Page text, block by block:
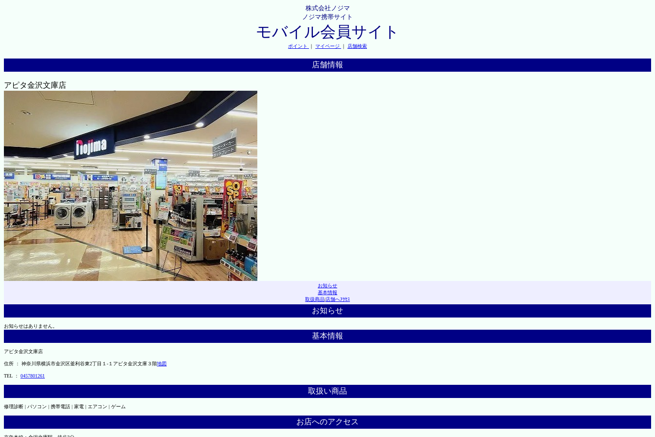
株式会社ノジマ
ノジマ携帯サイト
モバイル会員サイト
ポイント ｜ マイページ ｜ 店舗検索
店舗情報
アピタ金沢文庫店
お知らせ
基本情報
取扱商品|店舗へｱｸｾｽ
お知らせ
お知らせはありません。
基本情報
アピタ金沢文庫店
住所 ： 神奈川県横浜市金沢区釜利谷東2丁目１-１アピタ金沢文庫３階地図
TEL ： 0457801261
取扱い商品
修理診断 | パソコン | 携帯電話 | 家電 | エアコン | ゲーム
お店へのアクセス